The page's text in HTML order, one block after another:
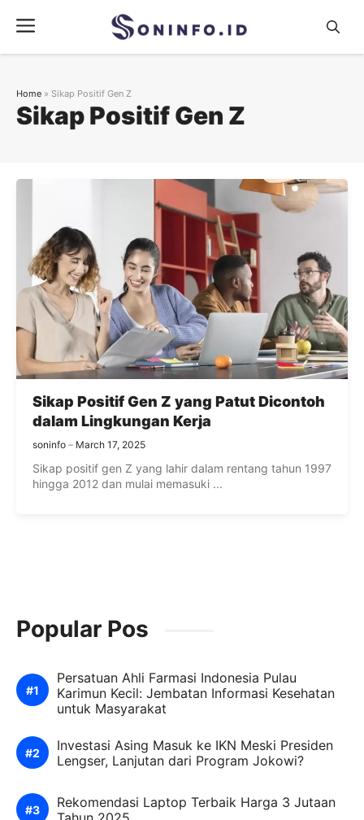
content
Menu
Sikap Positif Gen Z
Home » Sikap Positif Gen Z
Sikap Positif Gen Z yang Patut Dicontoh
dalam Lingkungan Kerja
soninfo March 17, 2025
Sikap positif gen Z yang lahir dalam rentang tahun 1997
hingga 2012 dan mulai memasuki ...
Popular Pos
Persatuan Ahli Farmasi Indonesia Pulau
Karimun Kecil: Jembatan Informasi Kesehatan
untuk Masyarakat
Investasi Asing Masuk ke IKN Meski Presiden
Lengser, Lanjutan dari Program Jokowi?
Rekomendasi Laptop Terbaik Harga 3 Jutaan